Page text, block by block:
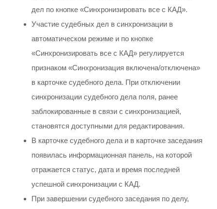
дел по кнопке «Синхронизировать все с КАД».
Участие судебных дел в синхронизации в
автоматическом режиме и по кнопке
«Синхронизировать все с КАД» регулируется
признаком «Синхронизация включена/отключена»
в карточке судебного дела. При отключении
синхронизации судебного дела поля, ранее
заблокированные в связи с синхронизацией,
становятся доступными для редактирования.
В карточке судебного дела и в карточке заседания
появилась информационная панель, на которой
отражается статус, дата и время последней
успешной синхронизации с КАД.
При завершении судебного заседания по делу,